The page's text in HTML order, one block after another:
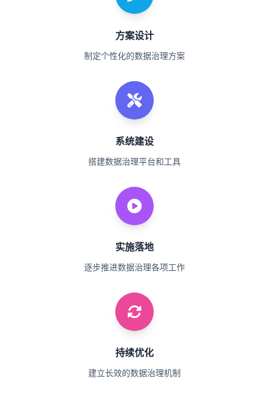
方案设计
制定个性化的数据治理方案
系统建设
搭建数据治理平台和工具
实施落地
逐步推进数据治理各项工作
持续优化
建立长效的数据治理机制